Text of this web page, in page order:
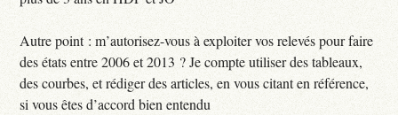
Autre point : m’autorisez-vous à exploiter vos relevés pour faire
des états entre 2006 et 2013 ? Je compte utiliser des tableaux,
des courbes, et rédiger des articles, en vous citant en référence,
si vous êtes d’accord bien entendu